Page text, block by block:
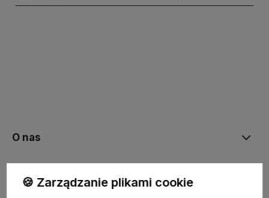
O nas
Moje konto
🍪 Zarządzanie plikami cookie